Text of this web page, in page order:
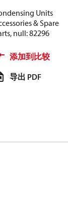
Units
& Spare
null: 82296
添加到比较
导出 PDF